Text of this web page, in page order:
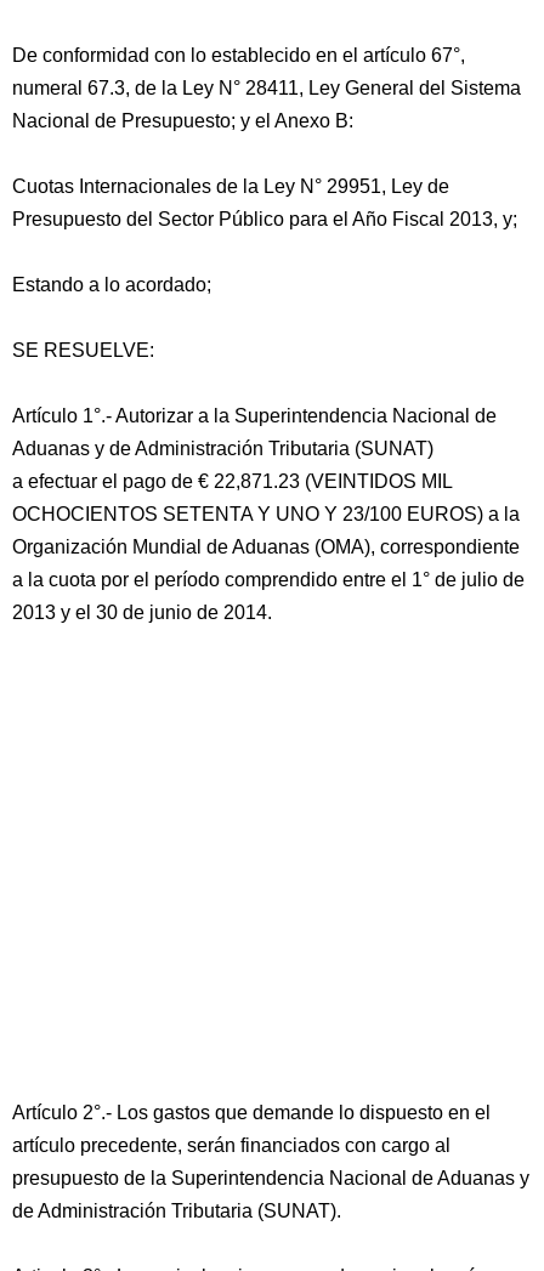
De conformidad con lo establecido en el artículo 67°,
numeral 67.3, de la Ley N° 28411, Ley General del Sistema
Nacional de Presupuesto; y el Anexo B:
Cuotas Internacionales de la Ley N° 29951, Ley de
Presupuesto del Sector Público para el Año Fiscal 2013, y;
Estando a lo acordado;
SE RESUELVE:
Artículo 1°.- Autorizar a la Superintendencia Nacional de
Aduanas y de Administración Tributaria (SUNAT)
a efectuar el pago de € 22,871.23 (VEINTIDOS MIL
OCHOCIENTOS SETENTA Y UNO Y 23/100 EUROS) a la
Organización Mundial de Aduanas (OMA), correspondiente
a la cuota por el período comprendido entre el 1° de julio de
2013 y el 30 de junio de 2014.
Artículo 2°.- Los gastos que demande lo dispuesto en el
artículo precedente, serán financiados con cargo al
presupuesto de la Superintendencia Nacional de Aduanas y
de Administración Tributaria (SUNAT).